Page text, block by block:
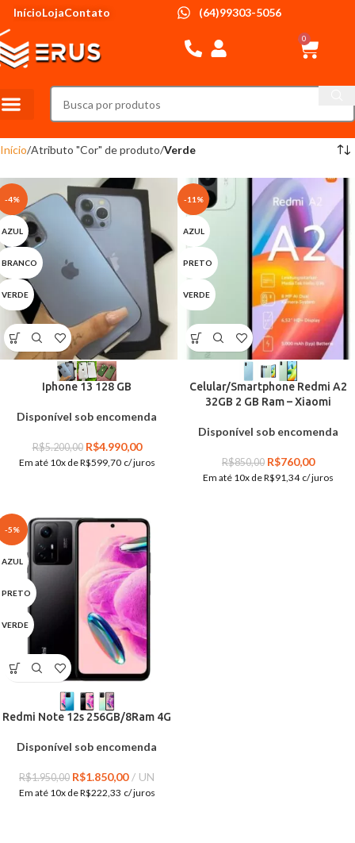
InícioLojaContato (64)99303-5056
0
Início Atributo "Cor" de produto Verde
-4%
AZUL
BRANCO
VERDE
Iphone 13 128 GB
Disponível sob encomenda
R$5.200,00 R$4.990,00
Em até 10x deR$599,70 c/ juros
-11%
AZUL
PRETO
VERDE
Celular/Smartphone Redmi A2
32GB 2 GB Ram – Xiaomi
Disponível sob encomenda
R$850,00 R$760,00
Em até 10x deR$91,34 c/ juros
-5%
AZUL
PRETO
VERDE
Redmi Note 12s 256GB/8Ram 4G
Disponível sob encomenda
R$1.950,00 R$1.850,00 UN
Em até 10x deR$222,33 c/ juros